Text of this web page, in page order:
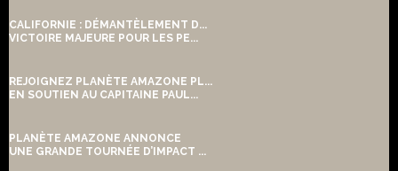
CALIFORNIE : DÉMANTÈLEMENT D...
VICTOIRE MAJEURE POUR LES PE...
REJOIGNEZ PLANÈTE AMAZONE PL...
EN SOUTIEN AU CAPITAINE PAUL...
PLANÈTE AMAZONE ANNONCE
UNE GRANDE TOURNÉE D’IMPACT ...